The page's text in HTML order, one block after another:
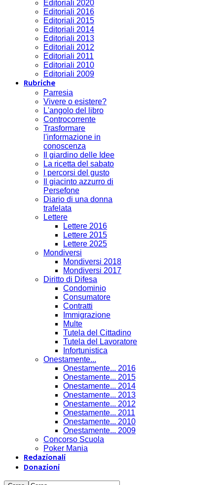
Editoriali 2020
Editoriali 2016
Editoriali 2015
Editoriali 2014
Editoriali 2013
Editoriali 2012
Editoriali 2011
Editoriali 2010
Editoriali 2009
Rubriche
Parresia
Vivere o esistere?
L'angolo del libro
Controcorrente
Trasformare
l'informazione in
conoscenza
Il giardino delle Idee
La ricetta del sabato
I percorsi del gusto
Il giacinto azzurro di
Persefone
Diario di una donna
trafelata
Lettere
Lettere 2016
Lettere 2015
Lettere 2025
Mondiversi
Mondiversi 2018
Mondiversi 2017
Diritto di Difesa
Condominio
Consumatore
Contratti
Immigrazione
Multe
Tutela del Cittadino
Tutela del Lavoratore
Infortunistica
Onestamente...
Onestamente... 2016
Onestamente... 2015
Onestamente... 2014
Onestamente... 2013
Onestamente... 2012
Onestamente... 2011
Onestamente... 2010
Onestamente... 2009
Concorso Scuola
Poker Mania
Redazionali
Donazioni